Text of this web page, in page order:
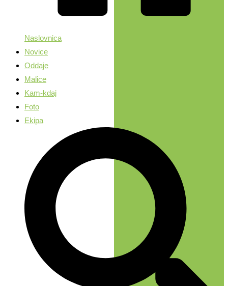
Naslovnica
Novice
Oddaje
Malice
Kam-kdaj
Foto
Ekipa